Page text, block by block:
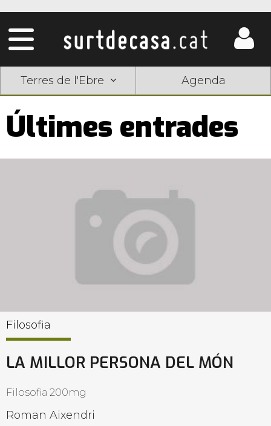
Terres de l'Ebre Agenda
Últimes entrades
Filosofia
LA MILLOR PERSONA DEL MÓN
Filosofia 200mg
Roman Aixendri